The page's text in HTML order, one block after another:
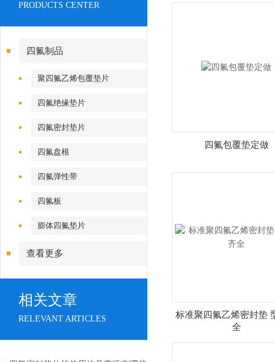
PRODUCTS CENTER
四氟制品
聚四氟乙烯包覆垫片
四氟绝缘垫片
四氟密封垫片
四氟盘根
四氟弹性带
四氟板
膨体四氟垫片
查看更多
相关文章
RELEVANT ARTICLES
四氟包覆垫定做
标准聚四氟乙烯密封垫
全